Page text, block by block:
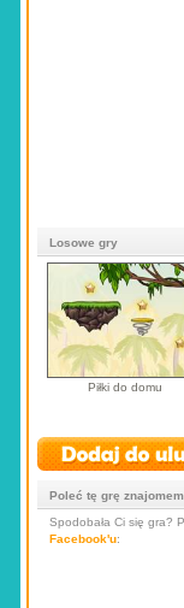
Losowe gry
Piłki do domu
Poleć tę grę
Spodobała Ci się gra?
Facebook'u: